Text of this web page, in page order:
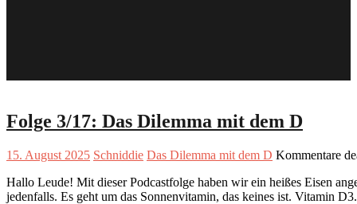
Folge 3/17: Das Dilemma mit dem D
15. August 2025 Schniddie Das Dilemma mit dem D Kommentare
Hallo Leude! Mit dieser Podcastfolge haben wir ein heißes Eisen
jedenfalls. Es geht um das Sonnenvitamin, das keines ist. Vitamin